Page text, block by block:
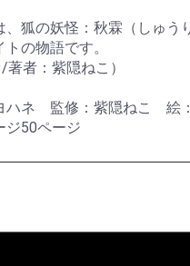
、狐の妖怪：秋霖（しゅ
の物語です。
著者：紫隠ねこ）
ハネ 監修：紫隠ねこ 絵
ジ50ページ